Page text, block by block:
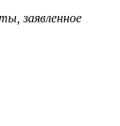
заявленное